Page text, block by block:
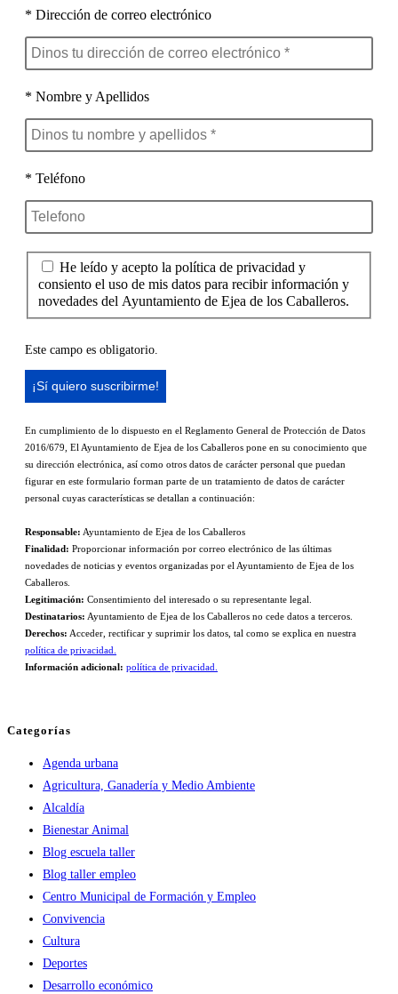
* Dirección de correo electrónico
* Nombre y Apellidos
* Teléfono
He leído y acepto la política de privacidad y
consiento el uso de mis datos para recibir información y
novedades del Ayuntamiento de Ejea de los Caballeros.
Este campo es obligatorio.
En cumplimiento de lo dispuesto en el Reglamento General de Protección de Datos
2016/679, El Ayuntamiento de Ejea de los Caballeros pone en su conocimiento que
su dirección electrónica, así como otros datos de carácter personal que puedan
figurar en este formulario forman parte de un tratamiento de datos de carácter
personal cuyas características se detallan a continuación:
Responsable: Ayuntamiento de Ejea de los Caballeros
Finalidad: Proporcionar información por correo electrónico de las últimas
novedades de noticias y eventos organizadas por el Ayuntamiento de Ejea de los
Caballeros.
Legitimación: Consentimiento del interesado o su representante legal.
Destinatarios: Ayuntamiento de Ejea de los Caballeros no cede datos a terceros.
Derechos: Acceder, rectificar y suprimir los datos, tal como se explica en nuestra
política de privacidad.
Información adicional: política de privacidad.
Categorías
Agenda urbana
Agricultura, Ganadería y Medio Ambiente
Alcaldía
Bienestar Animal
Blog escuela taller
Blog taller empleo
Centro Municipal de Formación y Empleo
Convivencia
Cultura
Deportes
Desarrollo económico